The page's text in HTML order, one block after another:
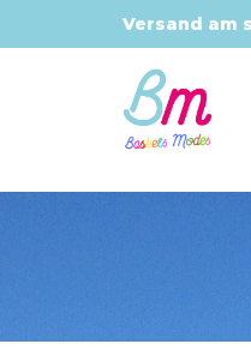
Versand am